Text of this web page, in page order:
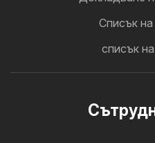
Cписък
списък